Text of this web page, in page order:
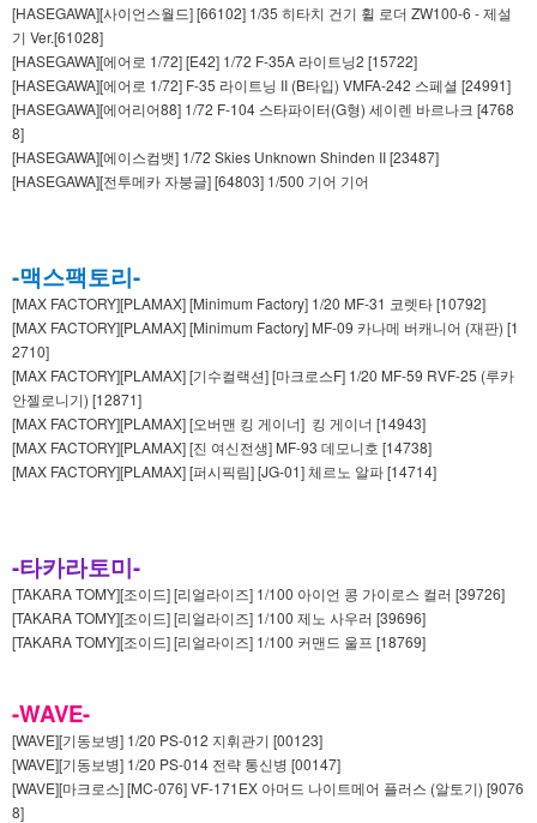
[HASEGAWA][사이언스월드] [66102] 1/35 히타치 건기 휠 로더 ZW100-6 - 제설
기 Ver.[61028]
[HASEGAWA][에어로 1/72] [E42] 1/72 F-35A 라이트닝2 [15722]
[HASEGAWA][에어로 1/72] F-35 라이트닝 II (B타입) VMFA-242 스페셜 [24991]
[HASEGAWA][에어리어88] 1/72 F-104 스타파이터(G형) 세이렌 바르나크 [4768
8]
[HASEGAWA][에이스컴뱃] 1/72 Skies Unknown Shinden II [23487]
[HASEGAWA][전투메카 자붕글] [64803] 1/500 기어 기어
-맥스팩토리-
[MAX FACTORY][PLAMAX] [Minimum Factory] 1/20 MF-31 코렛타 [10792]
[MAX FACTORY][PLAMAX] [Minimum Factory] MF-09 카나메 버캐니어 (재판) [1
2710]
[MAX FACTORY][PLAMAX] [기수컬랙션] [마크로스F] 1/20 MF-59 RVF-25 (루카
안젤로니기) [12871]
[MAX FACTORY][PLAMAX] [오버맨 킹 게이너] 킹 게이너 [14943]
[MAX FACTORY][PLAMAX] [진 여신전생] MF-93 데모니호 [14738]
[MAX FACTORY][PLAMAX] [퍼시픽림] [JG-01] 체르노 알파 [14714]
-타카라토미-
[TAKARA TOMY][조이드] [리얼라이즈] 1/100 아이언 콩 가이로스 컬러 [39726]
[TAKARA TOMY][조이드] [리얼라이즈] 1/100 제노 사우러 [39696]
[TAKARA TOMY][조이드] [리얼라이즈] 1/100 커맨드 울프 [18769]
-WAVE-
[WAVE][기동보병] 1/20 PS-012 지휘관기 [00123]
[WAVE][기동보병] 1/20 PS-014 전략 통신병 [00147]
[WAVE][마크로스] [MC-076] VF-171EX 아머드 나이트메어 플러스 (알토기) [9076
8]